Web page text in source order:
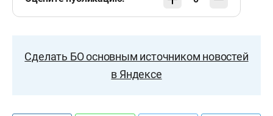
Сделать БО основным источником новостей
в Яндексе